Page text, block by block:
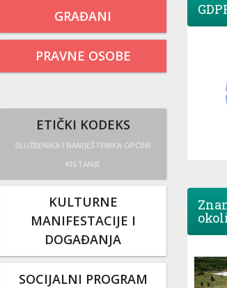
GRAĐANI
PRAVNE OSOBE
ETIČKI KODEKS
SLUŽBENIKA I NAMJEŠTENIKA OPĆINE
KISTANJE
KULTURNE
MANIFESTACIJE I
DOGAĐANJA
SOCIJALNI PROGRAM